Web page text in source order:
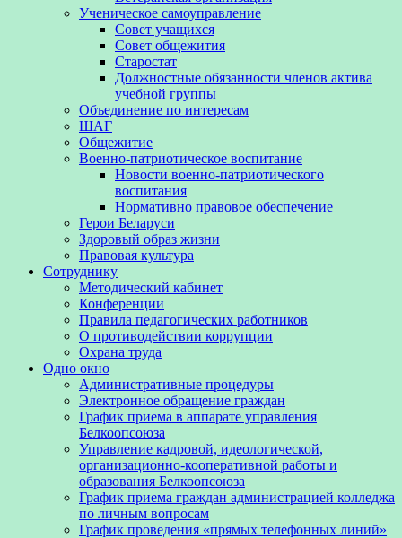
Ученическое самоуправление
Совет учащихся
Совет общежития
Старостат
Должностные обязанности членов актива
учебной группы
Объединение по интересам
ШАГ
Общежитие
Военно-патриотическое воспитание
Новости военно-патриотического
воспитания
Нормативно правовое обеспечение
Герои Беларуси
Здоровый образ жизни
Правовая культура
Сотруднику
Методический кабинет
Конференции
Правила педагогических работников
О противодействии коррупции
Охрана труда
Одно окно
Административные процедуры
Электронное обращение граждан
График приема в аппарате управления
Белкоопсоюза
Управление кадровой, идеологической,
организационно-кооперативной работы и
образования Белкоопсоюза
График приема граждан администрацией колледжа
по личным вопросам
График проведения «прямых телефонных линий»